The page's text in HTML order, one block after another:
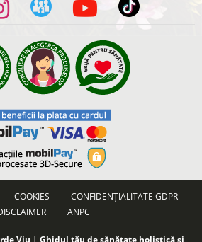
COOKIES
CONFIDENȚIALITATE GDPR
ANPC
Viu | Ghidul tău de sănătate holistică și